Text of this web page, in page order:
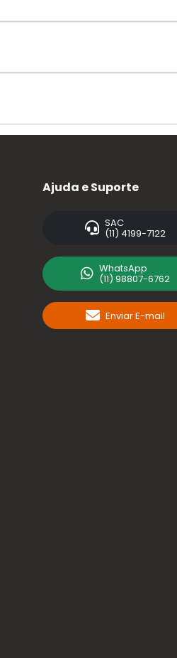
Ajuda e Suporte
SAC
(11) 4199-7122
WhatsApp
(11) 98807-6762
Enviar E-mail